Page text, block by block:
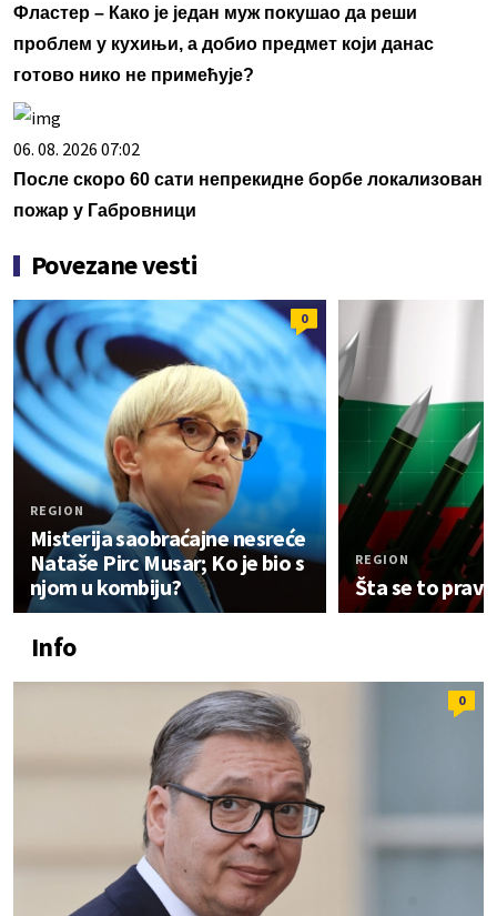
Фластер – Како је један муж покушао да реши
проблем у кухињи, а добио предмет који данас
готово нико не примећује?
06. 08. 2026 07:02
После скоро 60 сати непрекидне борбе локализован
пожар у Габровници
Povezane vesti
0
REGION
Misterija saobraćajne nesreće
Nataše Pirc Musar; Ko je bio s
njom u kombiju?
REGION
Šta se to pravi
Info
0